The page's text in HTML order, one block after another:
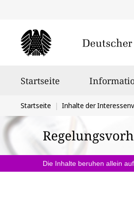
Startseite
Sie
befinden
sich
hier:
Startseite Inhalte der
Die Inhalte beruhen allein